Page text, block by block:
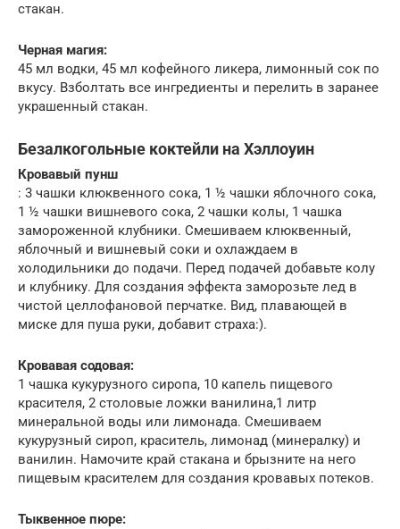
стакан.
Черная магия:
45 мл водки, 45 мл кофейного ликера, лимонный сок по
вкусу. Взболтать все ингредиенты и перелить в заранее
украшенный стакан.
Безалкогольные коктейли на Хэллоуин
Кровавый пунш
: 3 чашки клюквенного сока, 1 ½ чашки яблочного сока,
1 ½ чашки вишневого сока, 2 чашки колы, 1 чашка
замороженной клубники. Смешиваем клюквенный,
яблочный и вишневый соки и охлаждаем в
холодильники до подачи. Перед подачей добавьте колу
и клубнику. Для создания эффекта заморозьте лед в
чистой целлофановой перчатке. Вид, плавающей в
миске для пуша руки, добавит страха:).
Кровавая содовая:
1 чашка кукурузного сиропа, 10 капель пищевого
красителя, 2 столовые ложки ванилина,1 литр
минеральной воды или лимонада. Смешиваем
кукурузный сироп, краситель, лимонад (минералку) и
ванилин. Намочите край стакана и брызните на него
пищевым красителем для создания кровавых потеков.
Тыквенное пюре: